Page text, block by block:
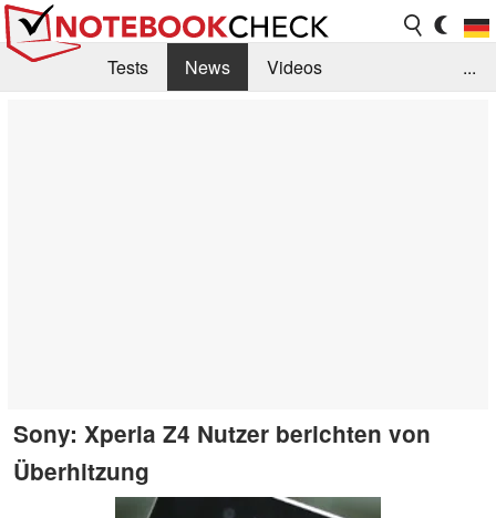
Tests News
Videos
...
Sony: Xperia Z4 Nutzer berichten von
Überhitzung